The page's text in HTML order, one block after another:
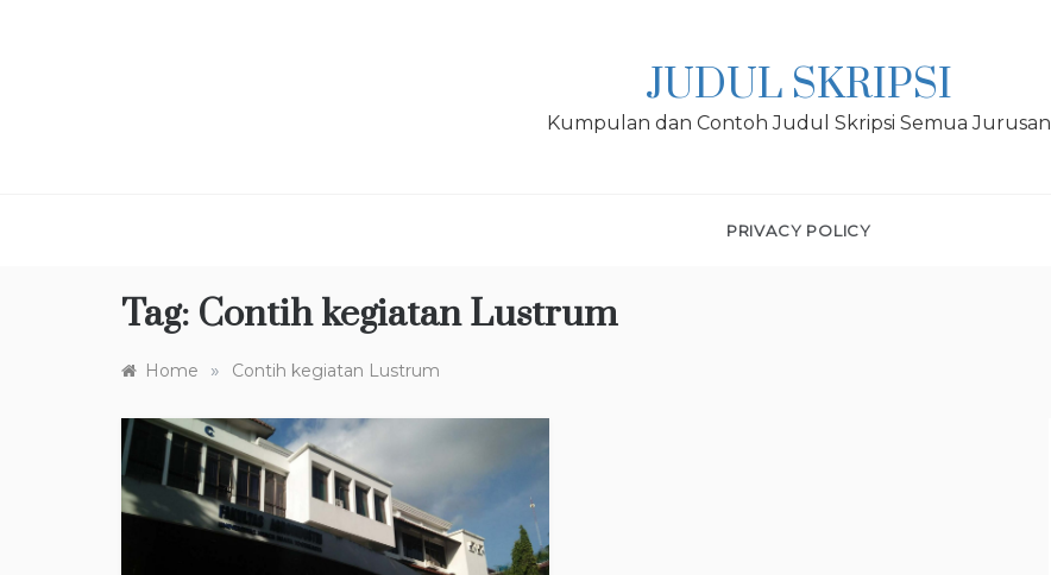
JUDUL SKRIPSI
Kumpulan dan Contoh Judul Skripsi Semua Jurusan
PRIVACY POLICY
Tag: Contih kegiatan Lustrum
Home » Contih kegiatan Lustrum